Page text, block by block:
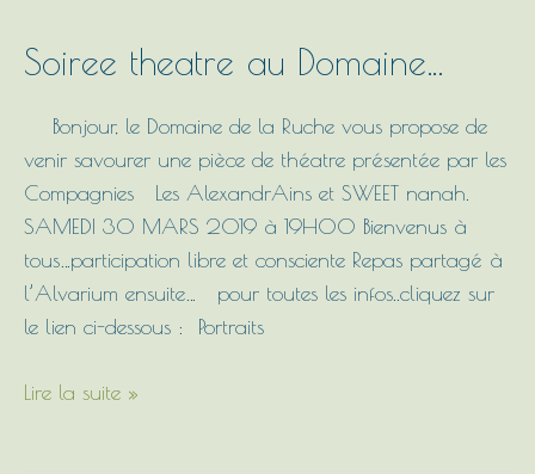
Soiree theatre au Domaine…
Bonjour, le Domaine de la Ruche vous propose de
venir savourer une pièce de théatre présentée par les
Compagnies Les AlexandrAins et SWEET nanah.
SAMEDI 30 MARS 2019 à 19H00 Bienvenus à
tous…participation libre et consciente Repas partagé à
l’Alvarium ensuite… pour toutes les infos..cliquez sur
le lien ci-dessous : Portraits
Soiree
Domaine…
Lire la suite »